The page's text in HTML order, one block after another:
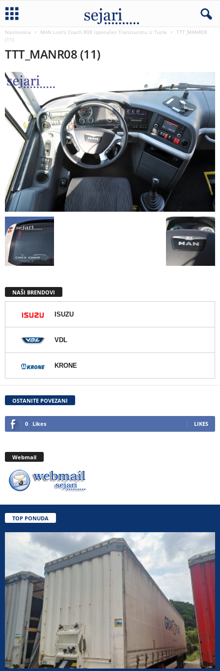
Naslovnica MAN Lion's Coach R08 isporučen Transturistu iz Tuzle
TTT_MANR08
(11)
TTT_MANR08 (11)
NAŠI BRENDOVI
ISUZU
VDL
KRONE
OSTANITE POVEZANI
0 Likes LIKES
Webmail
TOP PONUDA